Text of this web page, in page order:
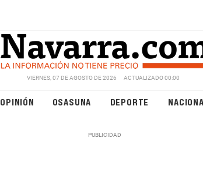
VIERNES, 07 DE AGOSTO DE 2026 ACTUALIZADO 00:00
OPINIÓN OSASUNA DEPORTE